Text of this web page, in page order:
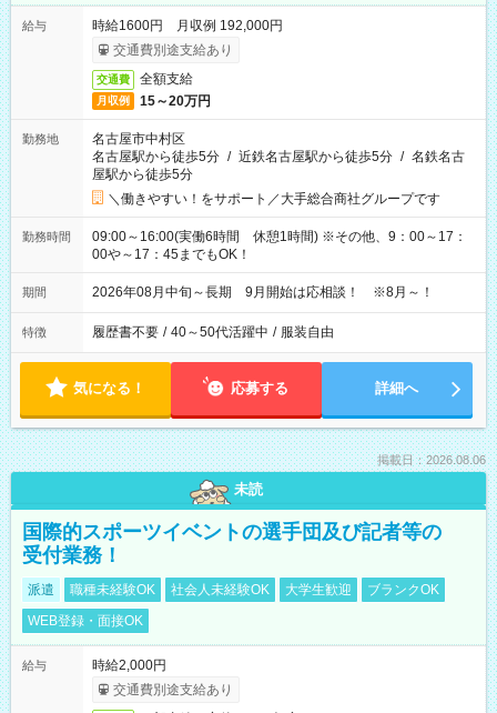
給与
時給1600円 月収例 192,000円
交通費別途支給あり
交通費 全額支給
月収例 15～20万円
勤務地
名古屋市中村区
名古屋駅から徒歩5分 / 近鉄名古屋駅から徒歩5分 / 名鉄名古
屋駅から徒歩5分
＼働きやすい！をサポート／大手総合商社グループです
勤務時間
09:00～16:00(実働6時間 休憩1時間) ※その他、9：00～17：
00や～17：45までもOK！
期間 2026年08月中旬～長期 9月開始は応相談！ ※8月～！
特徴 履歴書不要 / 40～50代活躍中 / 服装自由
気になる！ 応募する 詳細へ
掲載日：2026.08.06
未読
国際的スポーツイベントの選手団及び記者等の
受付業務！
派遣 職種未経験OK 社会人未経験OK 大学生歓迎
ブランクOK
WEB登録・面接OK
給与
時給2,000円
交通費別途支給あり